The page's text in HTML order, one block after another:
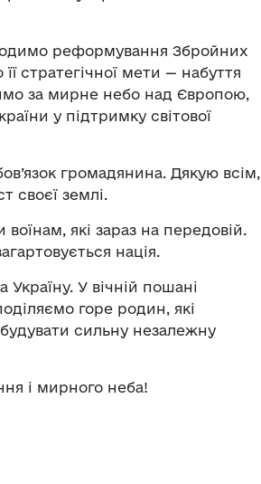
реформування Збройних
стратегічної мети — набуття
за мирне небо над Європою,
у підтримку світової
громадянина. Дякую всім,
своєї землі.
які зараз на передовій.
нація.
Україну. У вічній пошані
горе родин, які
сильну незалежну
і мирного неба!